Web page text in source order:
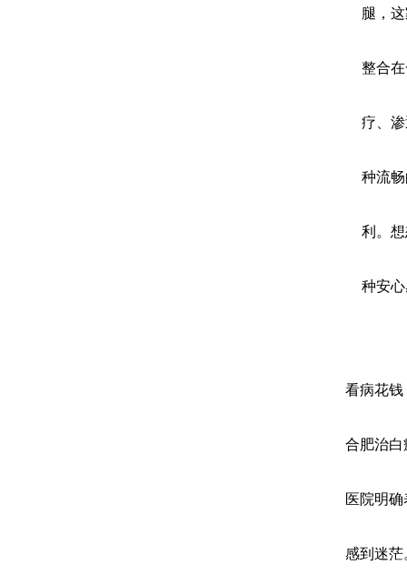
腿，
整合
疗、
种流
利。
种安
看病花钱
合肥治白
医院明
感到迷茫